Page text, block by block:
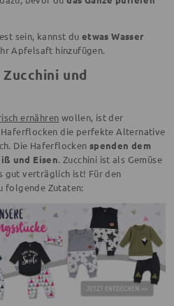
sein, kannst du etwas Wasser
Apfelsaft hinzufügen.
und
ernähren wollen, ist der
die perfekte Alternative
Die Haferflocken spenden dem
und Eisen. Zucchini ist als Gemüse
gut verträglich ist! Für den
folgende Zutaten: